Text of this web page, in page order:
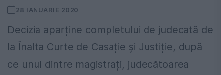
28 IANUARIE 2020
Decizia aparține completului de judecată de
la Înalta Curte de Casație și Justiție, după
ce unul dintre magistrați, judecătoarea